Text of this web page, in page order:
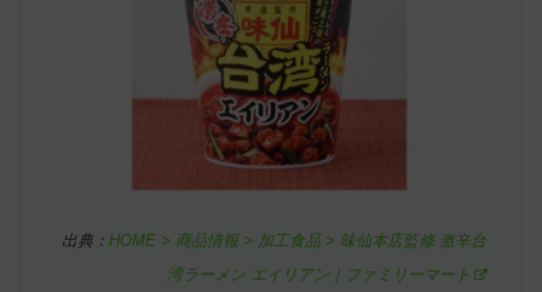
出典：HOME > 商品情報 > 加工食品 > 味仙本店監修 激辛台
湾ラーメン エイリアン｜ファミリーマート